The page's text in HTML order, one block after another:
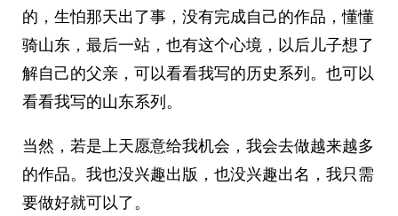
的，生怕那天出了事，没有完成自己的作品，懂懂
骑山东，最后一站，也有这个心境，以后儿子想了
解自己的父亲，可以看看我写的历史系列。也可以
看看我写的山东系列。
当然，若是上天愿意给我机会，我会去做越来越多
的作品。我也没兴趣出版，也没兴趣出名，我只需
要做好就可以了。